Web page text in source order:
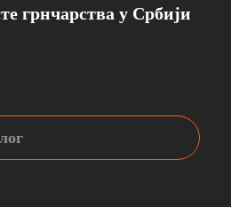
грнчарства у Србији